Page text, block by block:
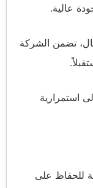
عالية.
تضمن الشركة
استمرارية
للحفاظ على